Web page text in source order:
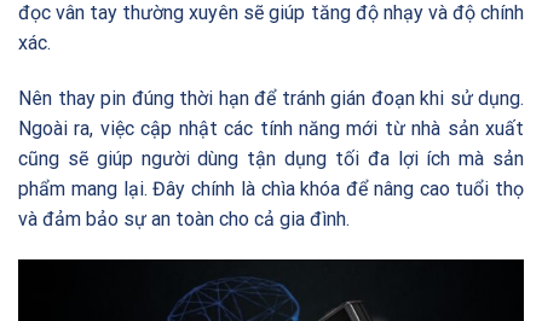
đọc vân tay thường xuyên sẽ giúp tăng độ nhạy và độ chính
xác.
Nên thay pin đúng thời hạn để tránh gián đoạn khi sử dụng.
Ngoài ra, việc cập nhật các tính năng mới từ nhà sản xuất
cũng sẽ giúp người dùng tận dụng tối đa lợi ích mà sản
phẩm mang lại. Đây chính là chìa khóa để nâng cao tuổi thọ
và đảm bảo sự an toàn cho cả gia đình.